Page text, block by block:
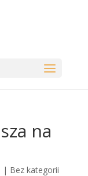
na
| Bez kategorii